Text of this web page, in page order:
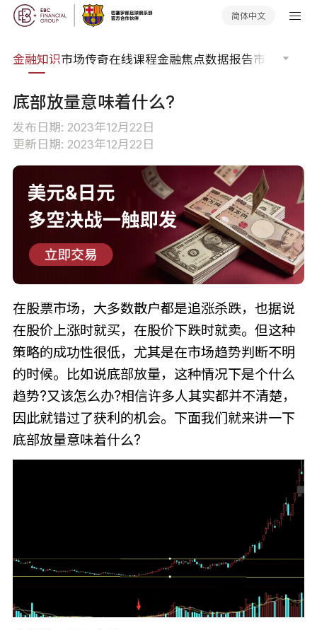
简体中文
金融知识市场传奇在线课程金融焦点数据报告市场分析
底部放量意味着什么?
发布日期: 2023年12月22日
更新日期: 2023年12月22日
在股票市场，大多数散户都是追涨杀跌，也据说
在股价上涨时就买，在股价下跌时就卖。但这种
策略的成功性很低，尤其是在市场趋势判断不明
的时候。比如说底部放量，这种情况下是个什么
趋势?又该怎么办?相信许多人其实都并不清楚，
因此就错过了获利的机会。下面我们就来讲一下
底部放量意味着什么?